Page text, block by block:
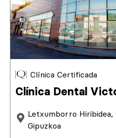
Clínica Certificada
Clínica Dental
Letxumborro Hiribidea,
Gipuzkoa